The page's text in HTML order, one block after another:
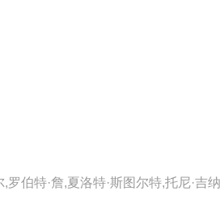
罗伯特·詹,夏洛特·斯图尔特,托尼·